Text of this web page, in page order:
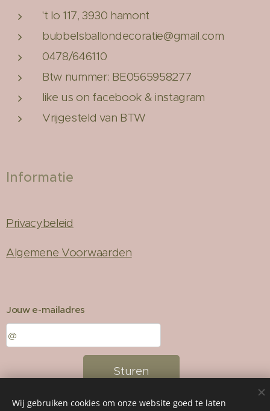
't lo 117, 3930 hamont
bubbelsballondecoratie@gmail.com
0478/646110
Btw nummer: BE0565958277
like us on facebook & instagram
Vrijgesteld van BTW
Informatie
Privacybeleid
Algemene Voorwaarden
Jouw e-mailadres
Sturen
Wij gebruiken cookies om onze website goed te laten